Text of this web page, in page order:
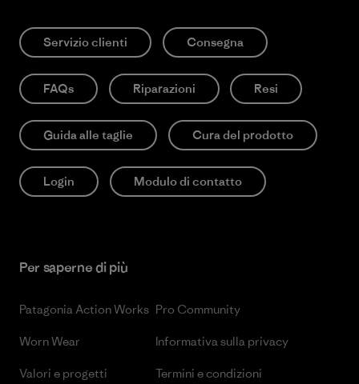
Servizio clienti Consegna
FAQs Riparazioni Resi
Guida alle taglie Cura del prodotto
Login Modulo di contatto
Per saperne di più
Patagonia Action Works
Worn Wear
Valori e progetti
Pro Community
Informativa sulla privacy
Termini e condizioni